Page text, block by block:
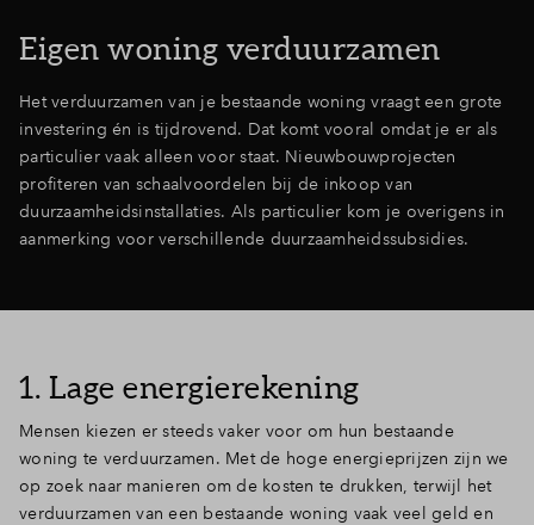
Eigen woning verduurzamen
Het verduurzamen van je bestaande woning vraagt een grote
investering én is tijdrovend. Dat komt vooral omdat je er als
particulier vaak alleen voor staat. Nieuwbouwprojecten
profiteren van schaalvoordelen bij de inkoop van
duurzaamheidsinstallaties. Als particulier kom je overigens in
aanmerking voor verschillende duurzaamheidssubsidies.
1. Lage energierekening
Mensen kiezen er steeds vaker voor om hun bestaande
woning te verduurzamen. Met de hoge energieprijzen zijn we
op zoek naar manieren om de kosten te drukken, terwijl het
verduurzamen van een bestaande woning vaak veel geld en